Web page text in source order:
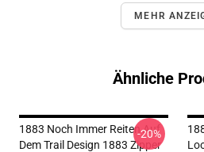
MEHR
Ähnliche
1883 Noch Immer Reiten Auf
Dem Trail Design 1883 Zipper
-20%